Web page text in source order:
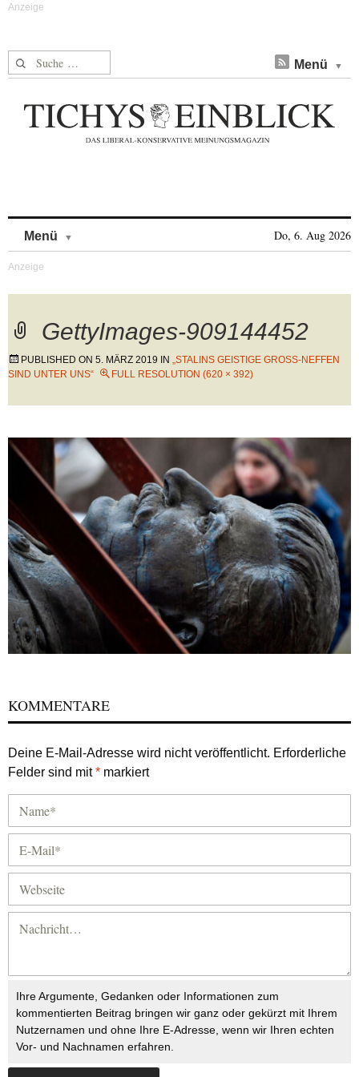
Suche nach: Menü
Menü Do, 6. Aug 2026
GettyImages-909144452
PUBLISHED ON 5. MÄRZ 2019 IN „STALINS GEISTIGE GROSS-NEFFEN S
IND UNTER UNS“
FULL RESOLUTION (620 × 392)
KOMMENTARE
Deine E-Mail-Adresse wird nicht veröffentlicht. Erforderliche
Felder sind mit* markiert
Ihre Argumente, Gedanken oder Informationen zum
kommentierten Beitrag bringen wir ganz oder gekürzt mit Ihrem
Nutzernamen und ohne Ihre E-Adresse, wenn wir Ihren echten
Vor- und Nachnamen erfahren.